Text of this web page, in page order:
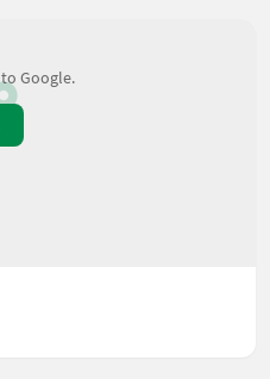
Google.